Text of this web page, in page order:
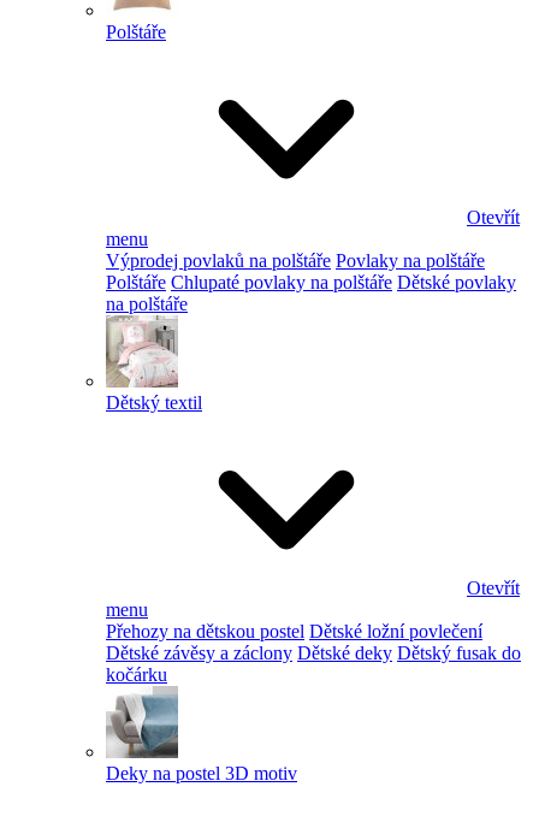
Polštáře
Otevřít
menu
Výprodej povlaků na polštáře Povlaky na polštáře
Polštáře Chlupaté povlaky na polštáře Dětské povlaky
na polštáře
Dětský textil
Otevřít
menu
Přehozy na dětskou postel Dětské ložní povlečení
Dětské závěsy a záclony Dětské deky Dětský fusak do
kočárku
Deky na postel 3D motiv